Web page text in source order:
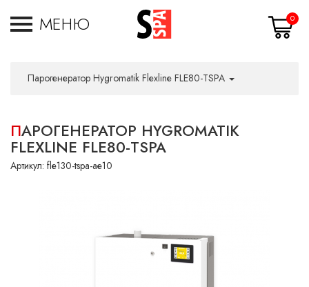
МЕНЮ 0
Парогенератор Hygromatik Flexline FLE80-TSPA
ПАРОГЕНЕРАТОР HYGROMATIK
FLEXLINE FLE80-TSPA
Артикул: fle130-tspa-ae10